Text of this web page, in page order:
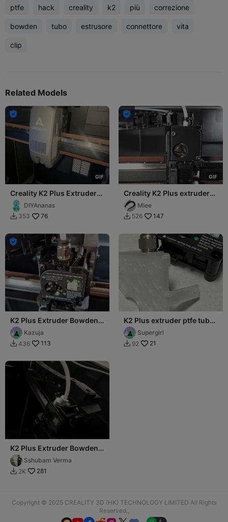
ptfe hack creality k2 più correzione
bowden tubo estrusore connettore vita
clip
Related Models
GIF

Creality K2 Plus Extruder
Broken PTFE tube fix
DIYAnanas
 353 76
GIF

Creality K2 Plus extruder
repairMlee
 526 147

K2 Plus Extruder Bowden
PTFE tube push in fix
Kazuja
 436 113
K2 Plus extruder ptfe tube
coupling adapter
Supergirl
 92 21
K2 Plus Extruder Bowden
tube protector/fix
Sshubam Verma
 2K 281
Copyright © 2025 CREALITY 3D (HK) TECHNOLOGY LIMITED All Rights
Reserved.,